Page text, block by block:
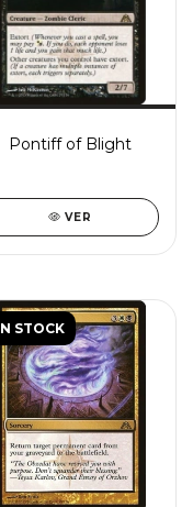
Pontiff of Blight
VER
STOCK